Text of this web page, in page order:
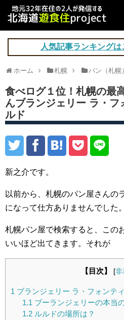
人気記事ランキング
ホーム 札幌 パン（札幌）
食べログ１位！札幌の最
んブランジェリー ラ・
ルド
新之介です。
以前から、札幌のパン屋さんの
になって仕方ありませんでした。
札幌パン屋で検索すると、この
いいほど出てきます。それが
【目次】 [非
1 ブランジェリー ラ・フォンテ
1.1 ブーランジェリーの本当
1.2ルルドの場所は？